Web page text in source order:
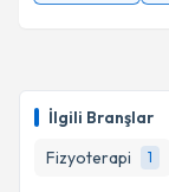
İlgili Branşlar
Fizyoterapi
1